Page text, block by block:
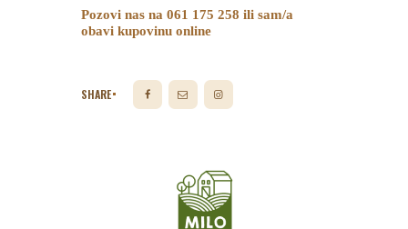
Pozovi nas na 061 175 258 ili sam/a
obavi kupovinu online
SHARE